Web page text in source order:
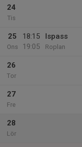
24
Tis
25
Ons
18:15
19:05
Ispass
Roplan
26
Tor
27
Fre
28
Lör